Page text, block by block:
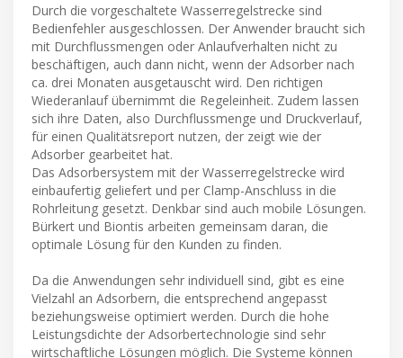
Durch die vorgeschaltete Wasserregelstrecke sind
Bedienfehler ausgeschlossen. Der Anwender braucht sich
mit Durchflussmengen oder Anlaufverhalten nicht zu
beschäftigen, auch dann nicht, wenn der Adsorber nach
ca. drei Monaten ausgetauscht wird. Den richtigen
Wiederanlauf übernimmt die Regeleinheit. Zudem lassen
sich ihre Daten, also Durchflussmenge und Druckverlauf,
für einen Qualitätsreport nutzen, der zeigt wie der
Adsorber gearbeitet hat.
Das Adsorbersystem mit der Wasserregelstrecke wird
einbaufertig geliefert und per Clamp-Anschluss in die
Rohrleitung gesetzt. Denkbar sind auch mobile Lösungen.
Bürkert und Biontis arbeiten gemeinsam daran, die
optimale Lösung für den Kunden zu finden.
Da die Anwendungen sehr individuell sind, gibt es eine
Vielzahl an Adsorbern, die entsprechend angepasst
beziehungsweise optimiert werden. Durch die hohe
Leistungsdichte der Adsorbertechnologie sind sehr
wirtschaftliche Lösungen möglich. Die Systeme können